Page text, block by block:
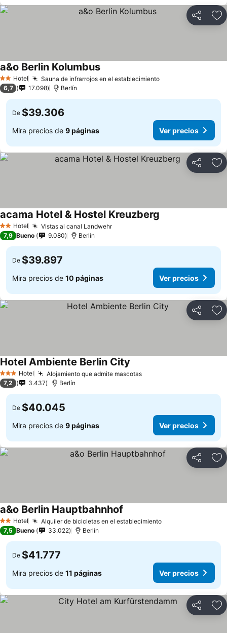
Compartir
2 Estrellas
Hotel Sauna de infrarrojos en el establecimiento
a&o Berlin Kolumbus
6,7 17.098 Berlín
De $39.306
Mira precios de 9 páginas Ver precios
Compartir
2 Estrellas
Hotel Vistas al canal Landwehr
acama Hotel & Hostel Kreuzberg
7,9 Bueno 9.080 Berlín
De $39.897
Mira precios de 10 páginas Ver precios
Compartir
3 Estrellas
Hotel Alojamiento que admite mascotas
Hotel Ambiente Berlin City
7,2 3.437 Berlín
De $40.045
Mira precios de 9 páginas Ver precios
Compartir
2 Estrellas
Hotel Alquiler de bicicletas en el establecimiento
a&o Berlin Hauptbahnhof
7,5 Bueno 33.022 Berlín
De $41.777
Mira precios de 11 páginas Ver precios
Compartir